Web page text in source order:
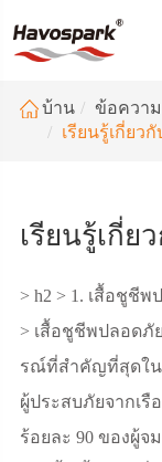
บ้าน ข้อความ
เรียนรู้เกี่ยว
เรียนรู้เกี่
> h2 > 1. เสื้อชูชี
> เสื้อชูชีพปลอดภั
รณ์ที่สําคัญที่สุดใน
ผู้ประสบภัยจากเรื
ร้อยละ 90 ของผู้